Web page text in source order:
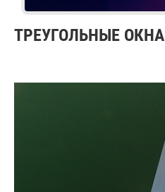
ТРЕУГОЛЬНЫЕ ОКНА